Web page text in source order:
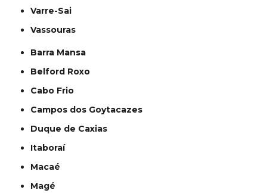
Varre-Sai
Vassouras
Barra Mansa
Belford Roxo
Cabo Frio
Campos dos Goytacazes
Duque de Caxias
Itaboraí
Macaé
Magé